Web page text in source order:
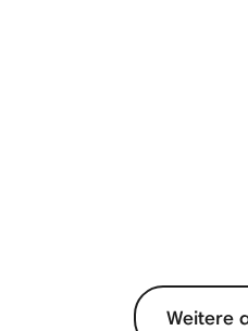
Weitere